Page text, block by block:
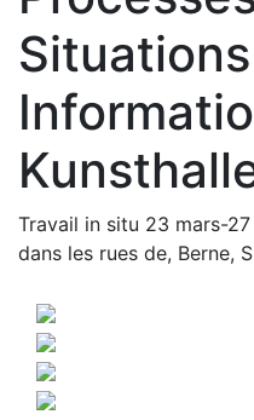
Travail in situ 23 mars-
dans les rues de, Berne,